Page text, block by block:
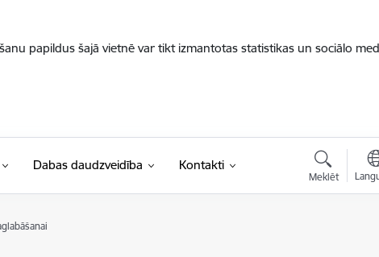
papildus šajā vietnē var tikt izmantotas statistikas un sociālo
Dabas daudzveidība Kontakti
Meklēt